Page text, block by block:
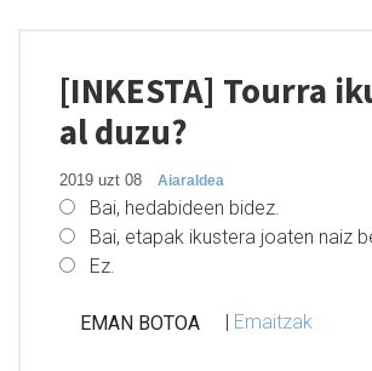
[INKESTA] Tourra
al duzu?
2019 uzt 08 Aiaraldea
Bai, hedabideen bidez.
Bai, etapak ikustera joaten naiz
Ez.
Emaitzak